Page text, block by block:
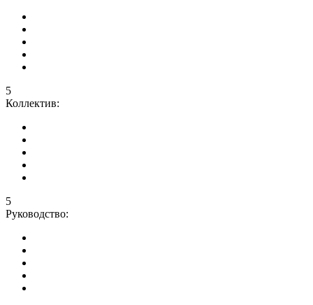
5
Коллектив:
5
Руководство: